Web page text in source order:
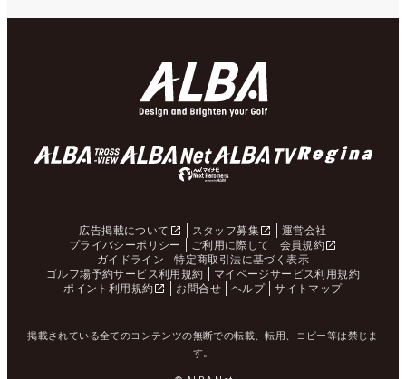
広告掲載について スタッフ募集
運営会社
プライバシーポリシー
ご利用に際して
会員規約
ガイドライン
特定商取引法に基づく表示
ゴルフ場予約サービス利用規約
マイページサービス利用規約
ポイント利用規約
お問合せ ヘルプ サイトマップ
掲載されている全てのコンテンツの無断での転載、転用、コピー等は禁じま
す。